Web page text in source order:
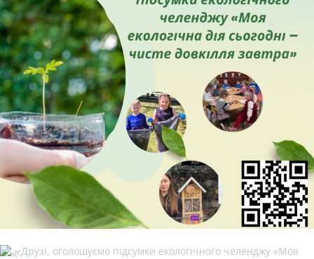
Друзі, оголошуємо підсумки екологічного челенджу «Моя